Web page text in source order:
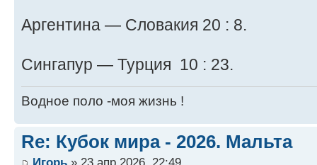
Аргентина — Словакия 20 : 8.
Сингапур — Турция 10 : 23.
Водное поло -моя жизнь !
Re: Кубок мира - 2026. Мальта